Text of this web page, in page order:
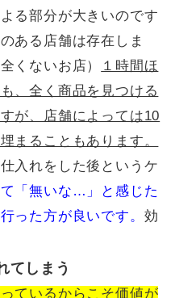
る部分が大きいのです
ある店舗は存在しま
くないお店）
１時間ほ
、全く商品を見つける
が、店舗によっては10
まることもあります。
入れをした後というケ
「無いな…」と感じた
った方が良いです。 効
てしまう
ているからこそ価値が